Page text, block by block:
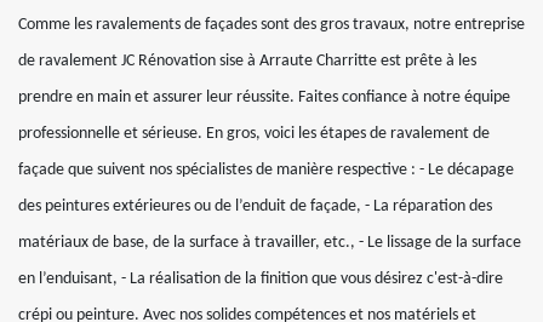
Comme les ravalements de façades sont des gros travaux, notre entreprise
de ravalement JC Rénovation sise à Arraute Charritte est prête à les
prendre en main et assurer leur réussite. Faites confiance à notre équipe
professionnelle et sérieuse. En gros, voici les étapes de ravalement de
façade que suivent nos spécialistes de manière respective : - Le décapage
des peintures extérieures ou de l’enduit de façade, - La réparation des
matériaux de base, de la surface à travailler, etc., - Le lissage de la surface
en l’enduisant, - La réalisation de la finition que vous désirez c'est-à-dire
crépi ou peinture. Avec nos solides compétences et nos matériels et